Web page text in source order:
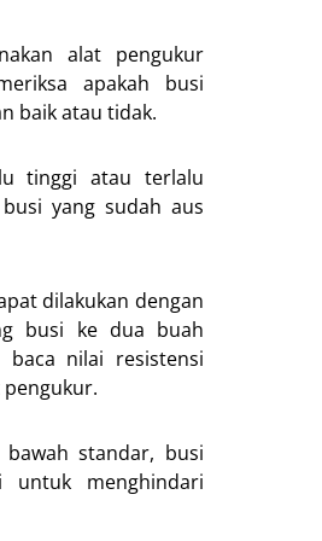
alat pengukur
apakah busi
baik atau tidak.
tinggi atau terlalu
yang sudah aus
dilakukan dengan
busi ke dua buah
baca nilai resistensi
standar, busi
untuk menghindari